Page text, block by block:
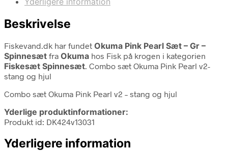
Beskrivelse
Fiskevand.dk har fundet Okuma Pink Pearl Sæt – Gr –
Spinnesæt fra Okuma hos Fisk på krogen i kategorien
Fiskesæt Spinnesæt. Combo sæt Okuma Pink Pearl v2-
stang og hjul
Combo sæt Okuma Pink Pearl v2 – stang og hjul
Yderlige produktinformationer:
Produkt id: DK424v13031
Yderligere information